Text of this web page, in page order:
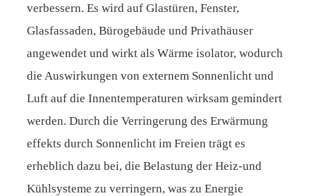
verbessern. Es wird auf Glastüren, Fenster,
Glasfassaden, Bürogebäude und Privathäuser
angewendet und wirkt als Wärme isolator, wodurch
die Auswirkungen von externem Sonnenlicht und
Luft auf die Innentemperaturen wirksam gemindert
werden. Durch die Verringerung des Erwärmung
effekts durch Sonnenlicht im Freien trägt es
erheblich dazu bei, die Belastung der Heiz-und
Kühlsysteme zu verringern, was zu Energie